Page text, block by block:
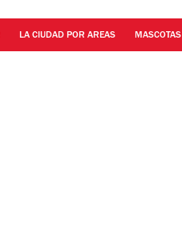
LA CIUDAD POR AREAS MASCOTAS